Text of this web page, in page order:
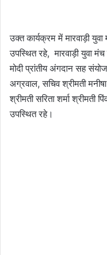
उक्त कार्यक्रम में मारवाड़ी
उपस्थित रहे, मारवाड़ी युवा मंच
मोदी प्रांतीय अंगदान सह
अग्रवाल, सचिव श्रीमती
श्रीमती सरिता शर्मा श्रीमती
उपस्थित रहे।